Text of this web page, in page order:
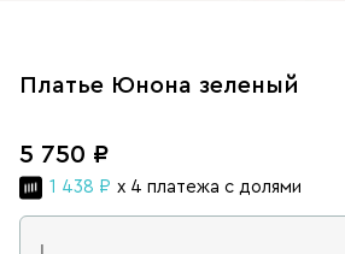
Платье Юнона зеленый
5 750 ₽
1 438 ₽ x 4 платежа с долями